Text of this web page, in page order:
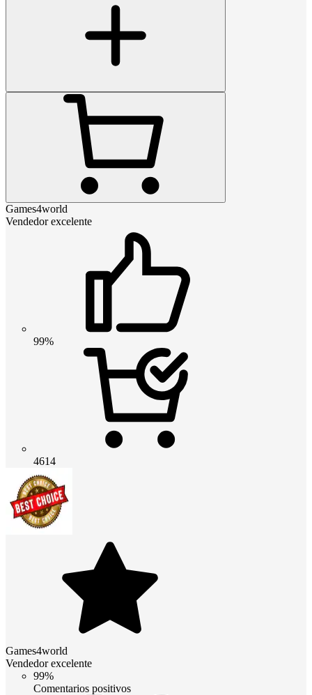
Games4world
Vendedor excelente
99%
4614
Games4world
Vendedor excelente
99%
Comentarios positivos